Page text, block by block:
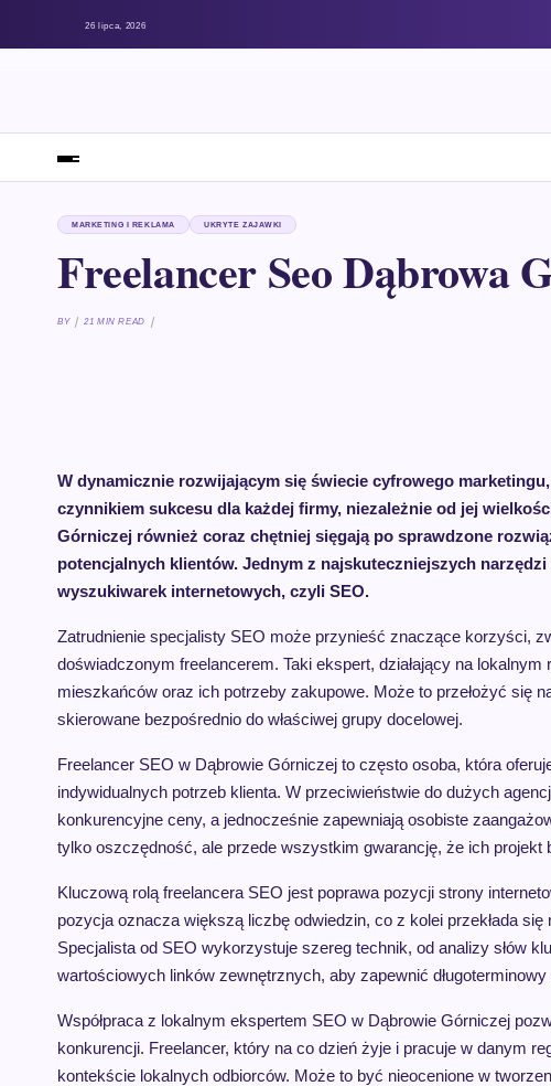
26 lipca, 2026
MARKETING I REKLAMA UKRYTE ZAJAWKI
Freelancer Seo Dąbrowa
BY 21 MIN READ
W dynamicznie rozwijającym się świecie cyfrowego
czynnikiem sukcesu dla każdej firmy, niezależnie od jej
Górniczej również coraz chętniej sięgają po sprawdzone
potencjalnych klientów. Jednym z najskuteczniejszych
wyszukiwarek internetowych, czyli SEO.
Zatrudnienie specjalisty SEO może przynieść znaczące korzyści,
doświadczonym freelancerem. Taki ekspert, działający na
mieszkańców oraz ich potrzeby zakupowe. Może to przełożyć się
skierowane bezpośrednio do właściwej grupy docelowej.
Freelancer SEO w Dąbrowie Górniczej to często osoba, która
indywidualnych potrzeb klienta. W przeciwieństwie do dużych
konkurencyjne ceny, a jednocześnie zapewniają osobiste
tylko oszczędność, ale przede wszystkim gwarancję, że ich projekt
Kluczową rolą freelancera SEO jest poprawa pozycji strony
pozycja oznacza większą liczbę odwiedzin, co z kolei przekłada
Specjalista od SEO wykorzystuje szereg technik, od analizy słów
wartościowych linków zewnętrznych, aby zapewnić
Współpraca z lokalnym ekspertem SEO w Dąbrowie Górniczej
konkurencji. Freelancer, który na co dzień żyje i pracuje w danym
kontekście lokalnych odbiorców. Może to być nieocenione w